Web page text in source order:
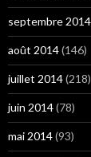
septembre 2014
août 2014(146)
juillet 2014(218)
juin 2014(78)
mai 2014(93)